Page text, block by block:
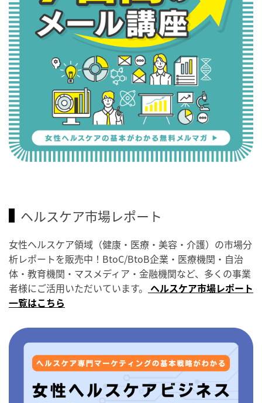
ヘルスケア市場レポート
女性ヘルスケア領域（健康・医療・美容・介護）の市場分
析レポートを販売中！BtoC/BtoB企業・医療機関・自治
体・教育機関・マスメディア・金融機関など、多くの事業
者様にご活用いただいています。 ヘルスケア市場レポート
一覧はこちら